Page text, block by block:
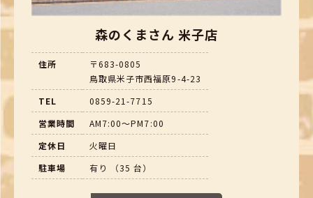
森のくまさん 米子店
住所
〒683-0805
鳥取県米子市西福原9-4-23
TEL
0859-21-7715
営業時間
AM7:00～PM7:00
定休日
火曜日
駐車場
有り （35 台）